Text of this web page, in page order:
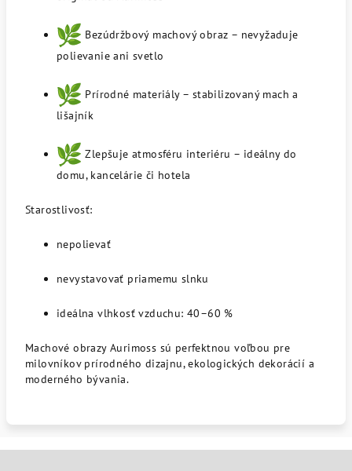
Bezúdržbový machový obraz – nevyžaduje
polievanie ani svetlo
Prírodné materiály – stabilizovaný mach a
lišajník
Zlepšuje atmosféru interiéru – ideálny do
domu, kancelárie či hotela
Starostlivosť:
nepolievať
nevystavovať priamemu slnku
ideálna vlhkosť vzduchu: 40–60 %
Machové obrazy Aurimoss sú perfektnou voľbou pre
milovníkov prírodného dizajnu, ekologických dekorácií a
moderného bývania.